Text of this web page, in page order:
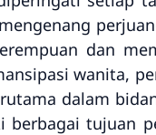
dan
wanita,
dalam
tujuan